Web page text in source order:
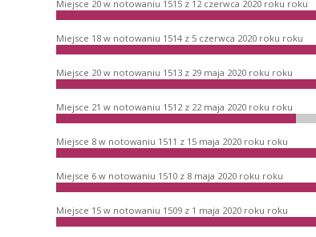
Miejsce 20 w notowaniu 1515 z 12 czerwca 2020 roku roku
Miejsce 18 w notowaniu 1514 z 5 czerwca 2020 roku roku
Miejsce 20 w notowaniu 1513 z 29 maja 2020 roku roku
Miejsce 21 w notowaniu 1512 z 22 maja 2020 roku roku
Miejsce 8 w notowaniu 1511 z 15 maja 2020 roku roku
Miejsce 6 w notowaniu 1510 z 8 maja 2020 roku roku
Miejsce 15 w notowaniu 1509 z 1 maja 2020 roku roku